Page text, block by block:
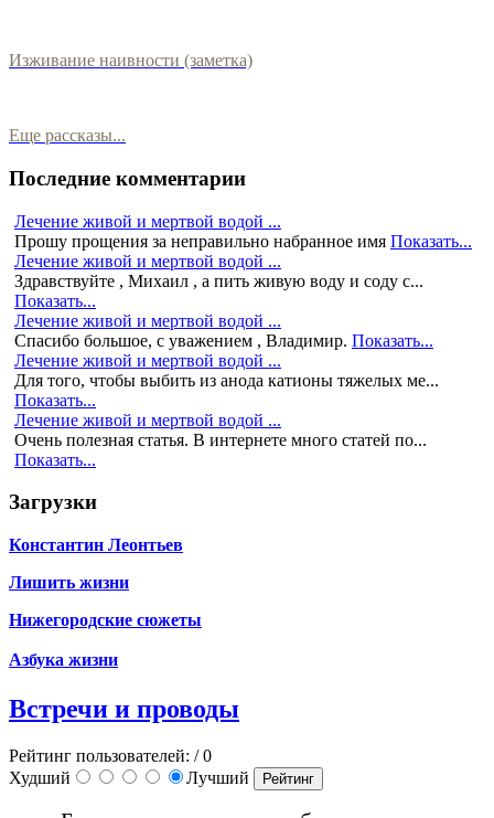
Изживание наивности (заметка)
Еще рассказы...
Последние комментарии
Лечение живой и мертвой водой ...
Прошу прощения за неправильно набранное имя Показать...
Лечение живой и мертвой водой ...
Здравствуйте , Михаил , а пить живую воду и соду с...
Показать...
Лечение живой и мертвой водой ...
Спасибо большое, с уважением , Владимир. Показать...
Лечение живой и мертвой водой ...
Для того, чтобы выбить из анода катионы тяжелых ме...
Показать...
Лечение живой и мертвой водой ...
Очень полезная статья. В интернете много статей по...
Показать...
Загрузки
Константин Леонтьев
Лишить жизни
Нижегородские сюжеты
Азбука жизни
Встречи и проводы
Рейтинг пользователей: / 0
Худший
Лучший